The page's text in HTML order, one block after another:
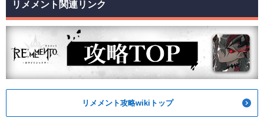
リメメント関連リンク
リメメント攻略wikiトップ